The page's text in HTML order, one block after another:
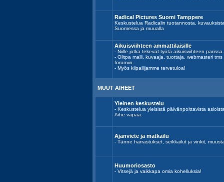
Radical Pictures Suomi Tamppere
Keskustelua Radicalin tuotannosta,
Suomessa ja muualla
Aikuisviihteen ammattilaisille
- Niille jotka tekevät työtä aikuisviihteen parissa.
- Olitpa malli, kuvaaja, tuottaja, webmasteri
forumiin.
- Myös kilpailijamme tervetuloa!
MUUT AIHEET
Yleinen keskustelu
- Keskustelua yleisistä päivänpolttavista
Aihe vapaa.
Ajanviete ja matkailu
- Tänne harrastukset, seikkailut ja vinkit,
Huumoriosasto
- Vitsejä ja vaikkapa omia kohelluksia!